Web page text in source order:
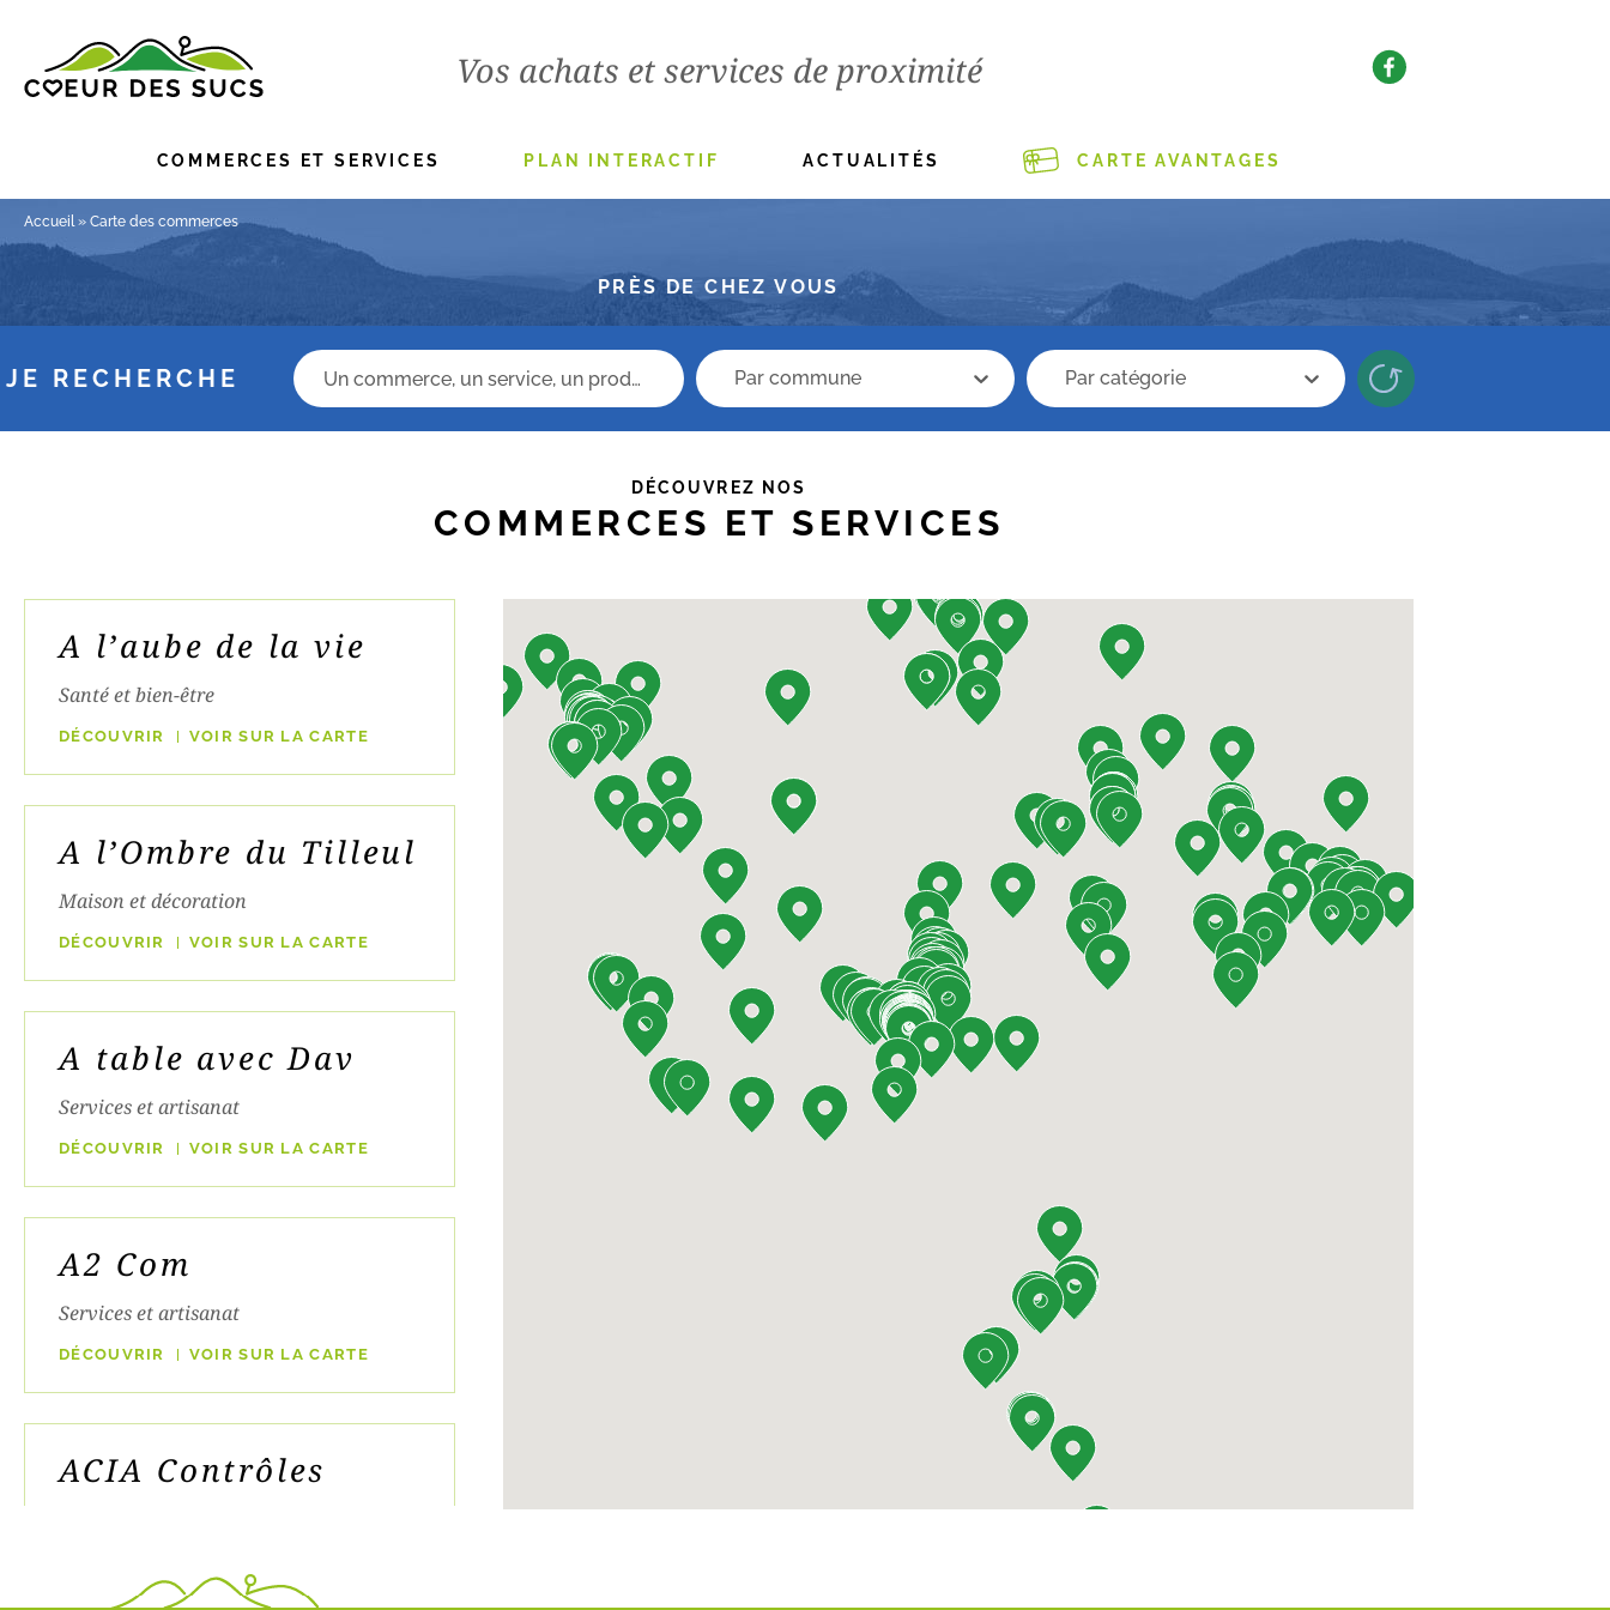
Vos achats et services de proximité
COMMERCES ET SERVICES PLAN INTERACTIF ACTUALITÉS CARTE AVANTAGES
Accueil» Carte des commerces
PRÈS DE CHEZ VOUS
JE RECHERCHE
Champs recherche recherche commune
recherche commune
Recherche categorie
Recherche categorie
DÉCOUVREZ NOS
COMMERCES ET SERVICES
A l’aube de la vie
Santé et bien-être
DÉCOUVRIR VOIR SUR LA CARTE
A l’Ombre du Tilleul
Maison et décoration
DÉCOUVRIR VOIR SUR LA CARTE
A table avec Dav
Services et artisanat
DÉCOUVRIR VOIR SUR LA CARTE
A2 Com
Services et artisanat
DÉCOUVRIR VOIR SUR LA CARTE
ACIA Contrôles